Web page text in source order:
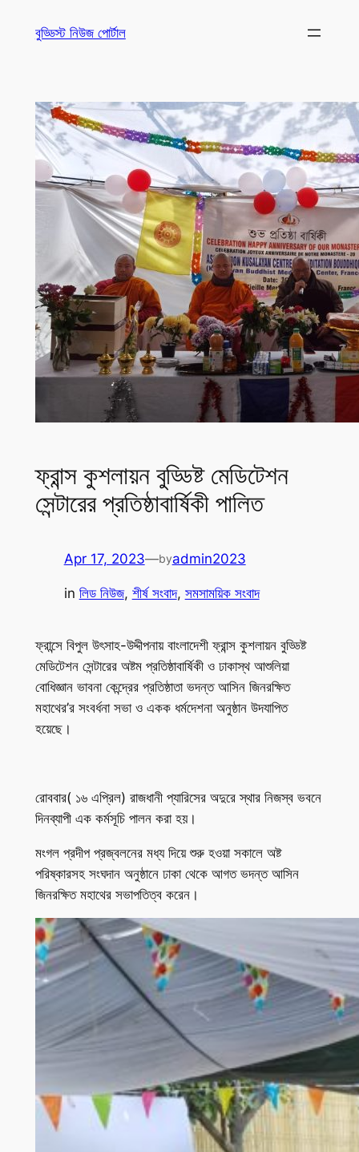
বুড্ডিস্ট নিউজ পোর্টাল
ফ্রান্স কুশলায়ন বুড্ডিষ্ট মেডিটেশন
সেন্টারের প্রতিষ্ঠাবার্ষিকী পালিত
Apr 17, 2023—byadmin2023
in লিড নিউজ, শীর্ষ সংবাদ, সমসাময়িক সংবাদ
ফ্রান্সে বিপুল উৎসাহ-উদ্দীপনায় বাংলাদেশী ফ্রান্স কুশলায়ন বুড্ডিষ্ট
মেডিটেশন সেন্টারের অষ্টম প্রতিষ্ঠাবার্ষিকী ও ঢাকাস্থ আশুলিয়া
বোধিজ্ঞান ভাবনা কেন্দ্রের প্রতিষ্ঠাতা ভদন্ত আসিন জিনরক্ষিত
মহাথের’র সংবর্ধনা সভা ও একক ধর্মদেশনা অনুষ্ঠান উদযাপিত
হয়েছে।
রোববার( ১৬ এপ্রিল) রাজধানী প্যারিসের অদুরে স্থার নিজস্ব ভবনে
দিনব্যাপী এক কর্মসূচি পালন করা হয়।
মংগল প্রদীপ প্রজ্বলনের মধ্য দিয়ে শুরু হওয়া সকালে অষ্ট
পরিষ্কারসহ সংঘদান অনুষ্ঠানে ঢাকা থেকে আগত ভদন্ত আসিন
জিনরক্ষিত মহাথের সভাপতিত্ব করেন।